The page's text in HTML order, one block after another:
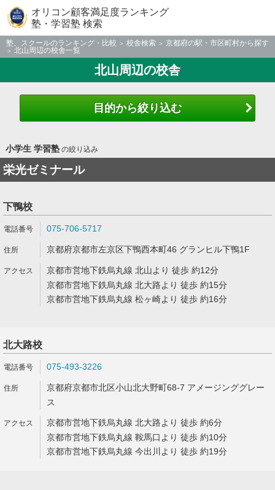
オリコン顧客満足度ランキング
塾・学習塾 検索
塾、スクールのランキング・比較 校舎検索
京都府の駅・市区町村から探す
北山周辺の校舎一覧
北山周辺の校舎
目的から絞り込む
小学生 学習塾の絞り込み
栄光ゼミナール
下鴨校
075-706-5717
京都府京都市左京区下鴨西本町46 グランヒル下鴨1F
京都市営地下鉄烏丸線 北山より 徒歩 約12分
京都市営地下鉄烏丸線 北大路より 徒歩 約15分
京都市営地下鉄烏丸線 松ヶ崎より 徒歩 約16分
北大路校
075-493-3226
京都府京都市北区小山北大野町68-7 アメージンググレー
ス
京都市営地下鉄烏丸線 北大路より 徒歩 約6分
京都市営地下鉄烏丸線 鞍馬口より 徒歩 約10分
京都市営地下鉄烏丸線 今出川より 徒歩 約19分